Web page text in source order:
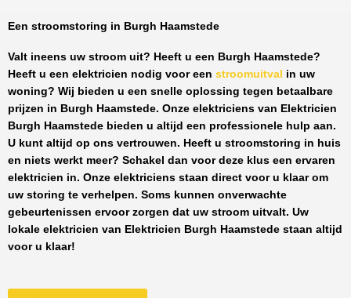
Een stroomstoring in Burgh Haamstede
Valt ineens uw stroom uit? Heeft u een Burgh Haamstede?
Heeft u een elektricien nodig voor een stroomuitval in uw
woning? Wij bieden u een snelle oplossing tegen betaalbare
prijzen in Burgh Haamstede. Onze elektriciens van Elektricien
Burgh Haamstede bieden u altijd een professionele hulp aan.
U kunt altijd op ons vertrouwen. Heeft u stroomstoring in huis
en niets werkt meer? Schakel dan voor deze klus een ervaren
elektricien in. Onze elektriciens staan direct voor u klaar om
uw storing te verhelpen. Soms kunnen onverwachte
gebeurtenissen ervoor zorgen dat uw stroom uitvalt. Uw
lokale elektricien van Elektricien Burgh Haamstede staan altijd
voor u klaar!